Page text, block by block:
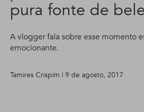
pura fonte de
A vlogger fala sobre esse momento
emocionante.
Tamires Crispim | 9 de agosto, 2017